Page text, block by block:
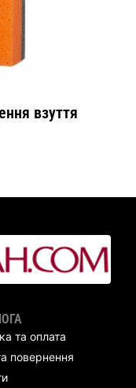
взуття
та оплата
повернення